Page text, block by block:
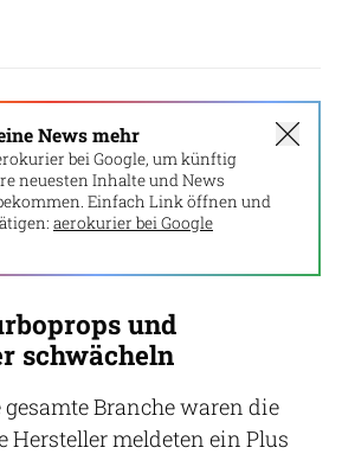
News mehr
bei Google, um künftig
neuesten Inhalte und News
Einfach Link öffnen und
aerokurier bei Google
und
schwächeln
Branche waren die
Hersteller meldeten ein Plus